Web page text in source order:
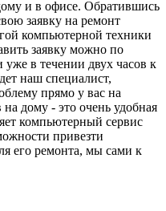
и в офисе. Обратившись
заявку на ремонт
компьютерной техники
заявку можно по
в течении двух часов к
наш специалист,
прямо у вас на
дому - это очень удобная
компьютерный сервис
привезти
его ремонта, мы сами к